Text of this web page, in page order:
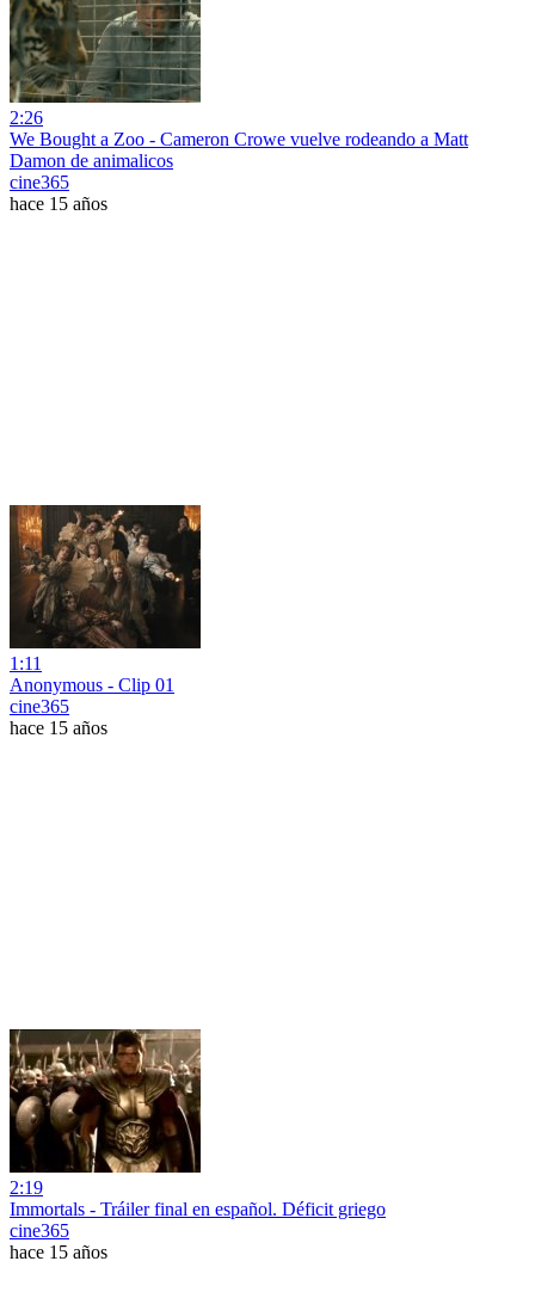
2:26
We Bought a Zoo - Cameron Crowe vuelve rodeando a Matt
Damon de animalicos
cine365
hace 15 años
1:11
Anonymous - Clip 01
cine365
hace 15 años
2:19
Immortals - Tráiler final en español. Déficit griego
cine365
hace 15 años